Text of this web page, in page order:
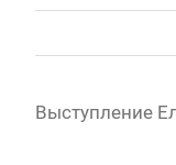
Выступление